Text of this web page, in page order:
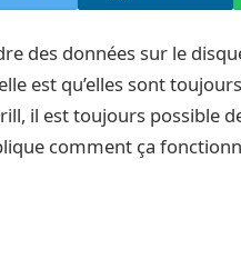
des données sur le
est qu’elles sont
il est toujours possible
comment ça